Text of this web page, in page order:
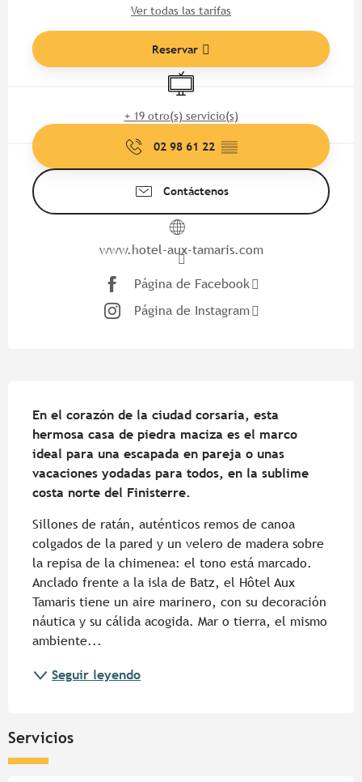
Ver todas las tarifas
Reservar
Televisión
+ 19 otro(s) servicio(s)
02 98 61 22 ▒▒
Contáctenos
www.hotel-aux-tamaris.com
Página de Facebook
Página de Instagram
En el corazón de la ciudad corsaria, esta
hermosa casa de piedra maciza es el marco
ideal para una escapada en pareja o unas
vacaciones yodadas para todos, en la sublime
costa norte del Finisterre.
Sillones de ratán, auténticos remos de canoa
colgados de la pared y un velero de madera sobre
la repisa de la chimenea: el tono está marcado.
Anclado frente a la isla de Batz, el Hôtel Aux
Tamaris tiene un aire marinero, con su decoración
náutica y su cálida acogida. Mar o tierra, el mismo
ambiente...
Seguir leyendo
Servicios